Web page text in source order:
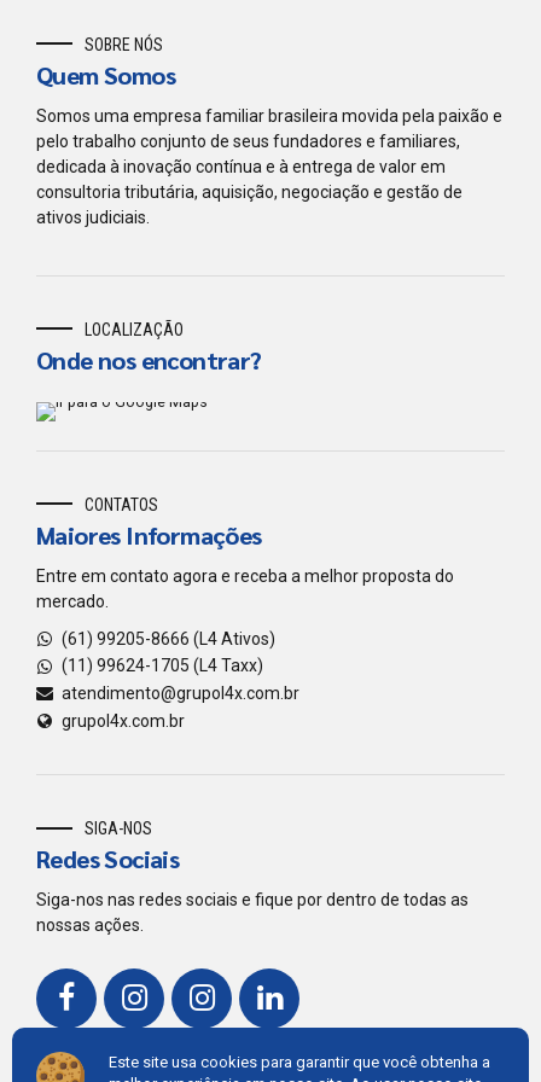
SOBRE NÓS
Quem Somos
Somos uma empresa familiar brasileira movida pela paixão e
pelo trabalho conjunto de seus fundadores e familiares,
dedicada à inovação contínua e à entrega de valor em
consultoria tributária, aquisição, negociação e gestão de
ativos judiciais.
LOCALIZAÇÃO
Onde nos encontrar?
CONTATOS
Maiores Informações
Entre em contato agora e receba a melhor proposta do
mercado.
(61) 99205-8666 (L4 Ativos)
(11) 99624-1705 (L4 Taxx)
atendimento@grupol4x.com.br
grupol4x.com.br
SIGA-NOS
Redes Sociais
Siga-nos nas redes sociais e fique por dentro de todas as
nossas ações.
Este site usa cookies para garantir que você obtenha a